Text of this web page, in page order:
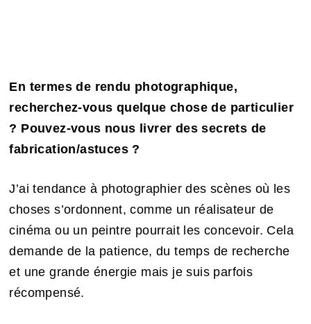
En termes de rendu photographique,
recherchez-vous quelque chose de particulier
? Pouvez-vous nous livrer des secrets de
fabrication/astuces ?
J’ai tendance à photographier des scènes où les
choses s’ordonnent, comme un réalisateur de
cinéma ou un peintre pourrait les concevoir. Cela
demande de la patience, du temps de recherche
et une grande énergie mais je suis parfois
récompensé.